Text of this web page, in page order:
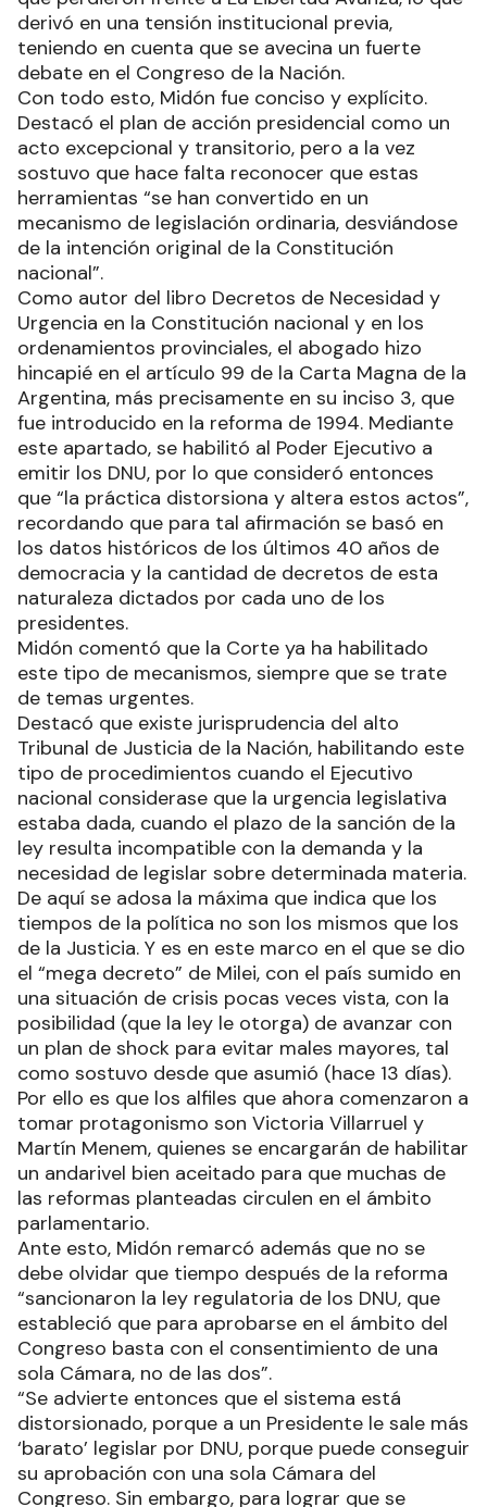
derivó en una tensión institucional previa,
teniendo en cuenta que se avecina un fuerte
debate en el Congreso de la Nación.
Con todo esto, Midón fue conciso y explícito.
Destacó el plan de acción presidencial como un
acto excepcional y transitorio, pero a la vez
sostuvo que hace falta reconocer que estas
herramientas “se han convertido en un
mecanismo de legislación ordinaria, desviándose
de la intención original de la Constitución
nacional”.
Como autor del libro Decretos de Necesidad y
Urgencia en la Constitución nacional y en los
ordenamientos provinciales, el abogado hizo
hincapié en el artículo 99 de la Carta Magna de la
Argentina, más precisamente en su inciso 3, que
fue introducido en la reforma de 1994. Mediante
este apartado, se habilitó al Poder Ejecutivo a
emitir los DNU, por lo que consideró entonces
que “la práctica distorsiona y altera estos actos”,
recordando que para tal afirmación se basó en
los datos históricos de los últimos 40 años de
democracia y la cantidad de decretos de esta
naturaleza dictados por cada uno de los
presidentes.
Midón comentó que la Corte ya ha habilitado
este tipo de mecanismos, siempre que se trate
de temas urgentes.
Destacó que existe jurisprudencia del alto
Tribunal de Justicia de la Nación, habilitando este
tipo de procedimientos cuando el Ejecutivo
nacional considerase que la urgencia legislativa
estaba dada, cuando el plazo de la sanción de la
ley resulta incompatible con la demanda y la
necesidad de legislar sobre determinada materia.
De aquí se adosa la máxima que indica que los
tiempos de la política no son los mismos que los
de la Justicia. Y es en este marco en el que se dio
el “mega decreto” de Milei, con el país sumido en
una situación de crisis pocas veces vista, con la
posibilidad (que la ley le otorga) de avanzar con
un plan de shock para evitar males mayores, tal
como sostuvo desde que asumió (hace 13 días).
Por ello es que los alfiles que ahora comenzaron a
tomar protagonismo son Victoria Villarruel y
Martín Menem, quienes se encargarán de habilitar
un andarivel bien aceitado para que muchas de
las reformas planteadas circulen en el ámbito
parlamentario.
Ante esto, Midón remarcó además que no se
debe olvidar que tiempo después de la reforma
“sancionaron la ley regulatoria de los DNU, que
estableció que para aprobarse en el ámbito del
Congreso basta con el consentimiento de una
sola Cámara, no de las dos”.
“Se advierte entonces que el sistema está
distorsionado, porque a un Presidente le sale más
‘barato’ legislar por DNU, porque puede conseguir
su aprobación con una sola Cámara del
Congreso. Sin embargo, para lograr que se